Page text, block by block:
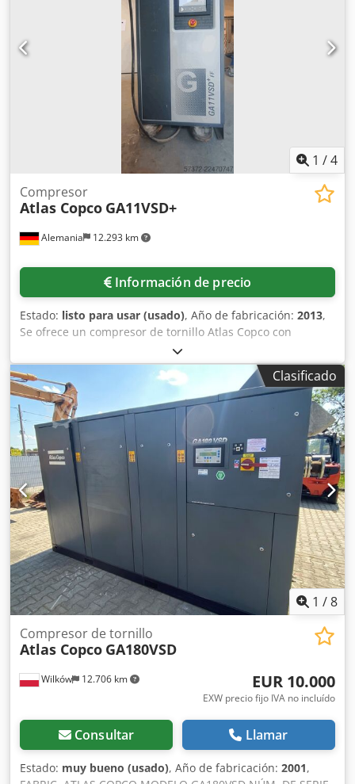
1 /4
Alemania 12.293 km
Compresor
Atlas Copco GA11VSD+
Información de precio
Estado: listo para usar (usado), Año de fabricación: 2013,
Se ofrece un compresor de tornillo Atlas Copco con
secador frigorífico integrado. Potencia: 11 kW, velocidad
del motor: 7700 rpm, presión de funcionamiento: 12,75
bares, caudal: 32 l/s, regulación de velocidad, horas de
funcionamiento: 9035 h, peso: 271 kg. Es posible realizar
una inspección en las instalaciones. Dkjdpfszq Ec Njx Afljr
Clasificado
1 /8
Wilków 12.706 km
Compresor de tornillo
Atlas Copco GA180VSD
EUR 10.000
EXW precio fijo IVA no incluído
Consultar Llamar
Estado: muy bueno (usado), Año de fabricación: 2001,